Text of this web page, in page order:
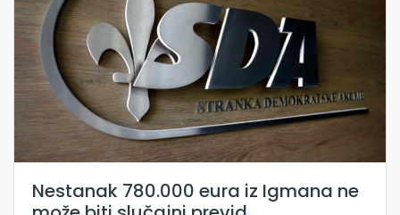
Nestanak 780.000 eura iz Igmana ne